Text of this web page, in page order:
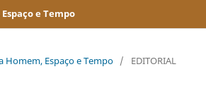
e Tempo
Homem, Espaço e Tempo / EDITORIAL